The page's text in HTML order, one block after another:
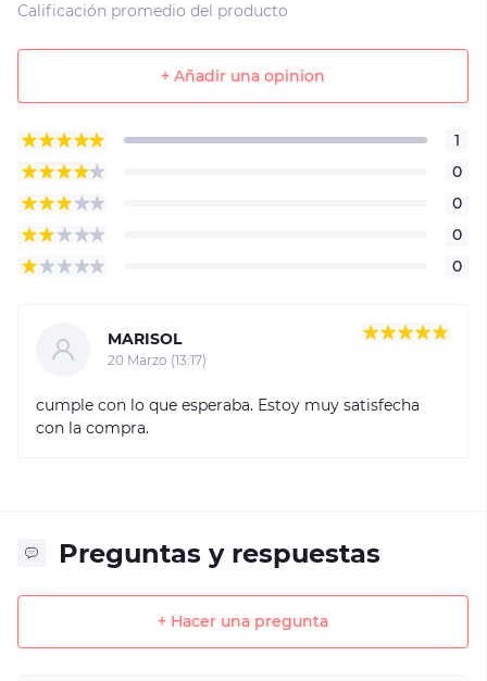
Calificación promedio del producto
+ Añadir una opinion
1
0
0
0
0
MARISOL
20 Marzo (13:17)
cumple con lo que esperaba. Estoy muy satisfecha
con la compra.
Preguntas y respuestas
+ Hacer una pregunta